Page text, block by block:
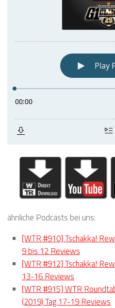
ähnliche Podcasts bei uns:
[WTR #910] Tschakka!
9 bis 12 Reviews
[WTR #912] Tschakka!
13-16 Reviews
[WTR #915] WTR
(2019) Tag 17-19 Reviews